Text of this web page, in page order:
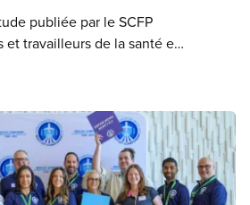
publiée par le SCFP
et travailleurs de la santé en
des salaires, qui n’ont
ans, une mesure
pour retenir le personnel
santé de la province,
manque d’effectifs.